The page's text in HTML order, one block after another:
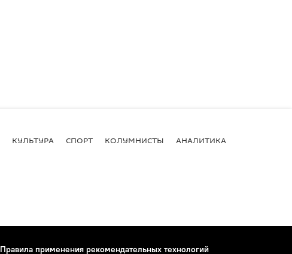
КУЛЬТУРА СПОРТ КОЛУМНИСТЫ АНАЛИТИКА
Правила применения рекомендательных технологий